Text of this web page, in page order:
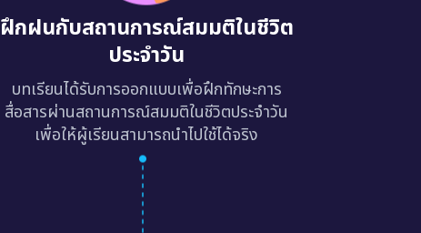
ฝึกฝนกับสถานการณ์สมมติในชีวิต
ประจำวัน
บทเรียนได้รับการออกแบบเพื่อฝึกทักษะการ
สื่อสารผ่านสถานการณ์สมมติในชีวิตประจำวัน
เพื่อให้ผู้เรียนสามารถนำไปใช้ได้จริง